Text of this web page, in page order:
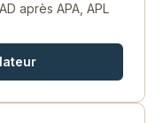
après APA, APL